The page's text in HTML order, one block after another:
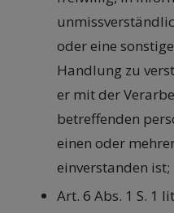
oder eine
Handlung zu
er mit der
betreffenden
einen oder
einverstanden ist;
Art. 6 Abs. 1 S. 1